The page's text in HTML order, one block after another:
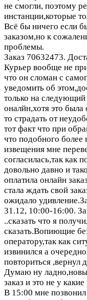
не смогли, поэтому
инстанции,которые
Всё бы ничего если
заказом,но к
проблемы.
Заказ 70632473.
Курьер вообще не
что он сломан с
уведомить об
только на следующий
оналйн,хотя это
то страдать от
тот факт что при
что подобного более
извещения мне
согласилась,так как
довольно давно и
оплатила онлайн
стала ждать свой
ожидало
31.12, 10:00-16:00.
..сказать что я
сказать.Вопиющие
оператору,так как
извинился а
повториться ,вернул
Думаю ну
заказ и это не у
В 15:00 мне